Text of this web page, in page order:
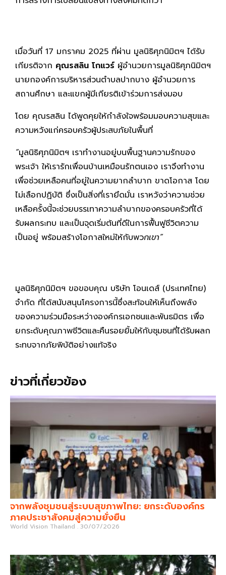
เมื่อวันที่ 17 มกราคม 2025 ที่ผ่าน มูลนิธิศุภนิมิตฯ ได้รับ
เกียรติจาก คุณรสลิน โกแวร์ ผู้อำนวยการมูลนิธิศุภนิมิตฯ
นายกองค์การบริหารส่วนตำบลปากบาง ผู้อำนวยการ
สถานศึกษา และแขกผู้มีเกียรติเข้าร่วมการส่งมอบ
โดย คุณรสลิน ได้พูดคุยให้กำลังใจพร้อมมอบความสุขและ
ความหวังแก่ครอบครัวผู้ประสบภัยในพื้นที่
“มูลนิธิศุภนิมิตฯ เราทำงานอยู่บนพื้นฐานความรักของ
พระเจ้า ให้เรารักเพื่อนบ้านเหมือนรักตนเอง เราจึงทำงาน
เพื่อช่วยเหลือคนที่อยู่ในความยากลำบาก ขาดโอกาส โดย
ไม่เลือกปฏิบัติ ซึ่งเป็นสิ่งที่เรายึดมั่น เราหวังว่าความช่วย
เหลือครั้งนี้จะช่วยบรรเทาความลำบากของครอบครัวที่ได้
รับผลกระทบ และเป็นจุดเริ่มต้นที่ดีในการฟื้นฟูชีวิตความ
เป็นอยู่ พร้อมสร้างโอกาสใหม่ให้กับพวกเขา”
มูลนิธิศุภนิมิตฯ ขอขอบคุณ บริษัท โอนเดส์ (ประเทศไทย)
จำกัด ที่ได้สนับสนุนโครงการนี้ซึ่งสะท้อนให้เห็นถึงพลัง
ของความร่วมมือระหว่างองค์กรเอกชนและพันธมิตร เพื่อ
ยกระดับคุณภาพชีวิตและคืนรอยยิ้มให้กับชุมชนที่ได้รับผลก
ระทบจากภัยพิบัติอย่างแท้จริง
ข่าวที่เกี่ยวข้อง
จากพลังชุมชนสู่ระบบสุขภาพไทย: ยกระดับองค์กร
ภาคประชาสังคมสู่ความยั่งยืน
World Vision Thailand 30/07/2026